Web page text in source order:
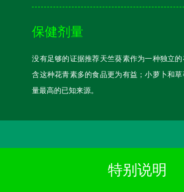
保健剂量
没有足够的证据推荐天竺葵素作为一种独立
含这种花青素多的食品更为有益；小萝卜和
量最高的已知来源。
特别说明